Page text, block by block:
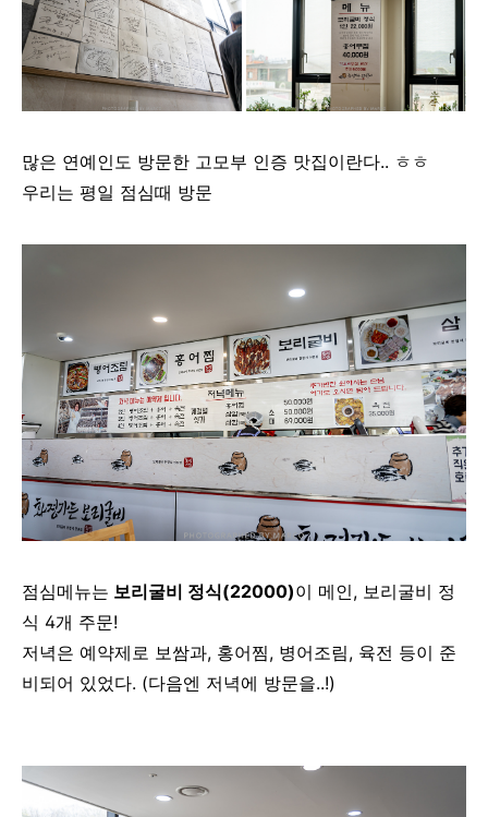
많은 연예인도 방문한 고모부 인증 맛집이란다.. ㅎㅎ
우리는 평일 점심때 방문
점심메뉴는 보리굴비 정식(22000)이 메인, 보리굴비 정
식 4개 주문!
저녁은 예약제로 보쌈과, 홍어찜, 병어조림, 육전 등이 준
비되어 있었다. (다음엔 저녁에 방문을..!)